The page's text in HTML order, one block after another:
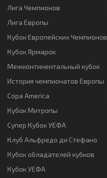
Лига Чемпионов
Лига Европы
Кубок Европейских Чемпионов
Кубок Ярмарок
Межконтинентальный кубок
История чемпионатов Европы
Copa America
Кубок Митропы
Супер Кубок УЕФА
Клуб Альфредо ди Стефано
Кубок обладателей кубков
Кубок УЕФА